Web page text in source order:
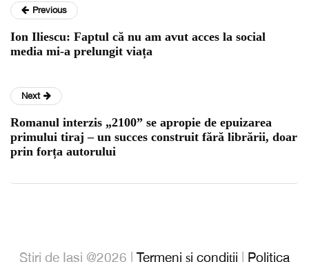
Previous
Ion Iliescu: Faptul că nu am avut acces la social
media mi-a prelungit viața
Next
Romanul interzis „2100” se apropie de epuizarea
primului tiraj – un succes construit fără librării, doar
prin forța autorului
Stiri de Iasi @2026 | Termeni și condiții Politica